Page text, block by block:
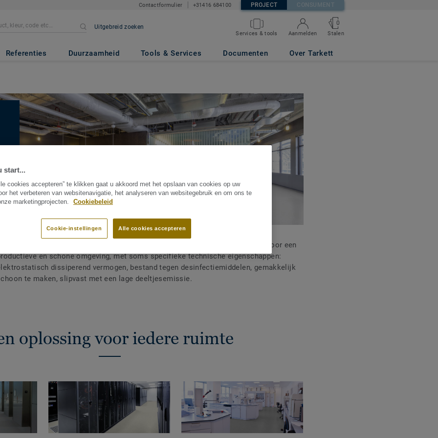
Contactformulier +31416 684100 PROJECT CONSUMENT
Uitgebreid zoeken
Services & tools Aanmelden
0
Stalen
Referenties Duurzaamheid Tools & Services Documenten Over Tarkett
Industrie en Life Science, duurzame, veerkrachtige en veilige vloeren vereist voor een
en schone omgeving, met soms specifieke technische eigenschappen:
dissiperend vermogen, bestand tegen desinfectiemiddelen, gemakkelijk
te maken, slipvast met een lage deeltjesemissie.
oplossing voor iedere ruimte
start...
cookies accepteren” te klikken gaat u akkoord met het opslaan van cookies op uw
het verbeteren van websitenavigatie, het analyseren van websitegebruik en om ons te
marketingprojecten.
Cookiebeleid
Alle cookies accepteren
Cookie-instellingen